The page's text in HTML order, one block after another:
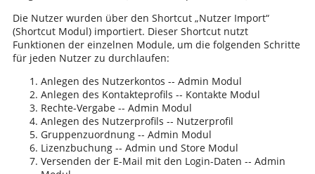
Die Nutzer wurden über den Shortcut „Nutzer Import“
(Shortcut Modul) importiert. Dieser Shortcut nutzt
Funktionen der einzelnen Module, um die folgenden Schritte
für jeden Nutzer zu durchlaufen:
Anlegen des Nutzerkontos -- Admin Modul
Anlegen des Kontakteprofils -- Kontakte Modul
Rechte-Vergabe -- Admin Modul
Anlegen des Nutzerprofils -- Nutzerprofil
Gruppenzuordnung -- Admin Modul
Lizenzbuchung -- Admin und Store Modul
Versenden der E-Mail mit den Login-Daten -- Admin